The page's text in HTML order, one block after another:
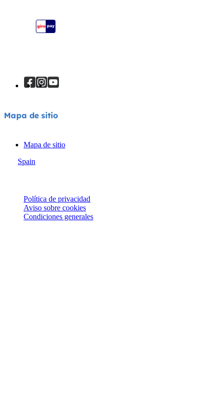
Mapa de sitio
Mapa de sitio
Spain
Política de privacidad
Aviso sobre cookies
Condiciones generales